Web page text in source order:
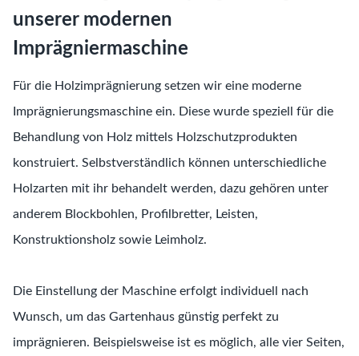
unserer modernen
Imprägniermaschine
Für die Holzimprägnierung setzen wir eine moderne
Imprägnierungsmaschine ein. Diese wurde speziell für die
Behandlung von Holz mittels Holzschutzprodukten
konstruiert. Selbstverständlich können unterschiedliche
Holzarten mit ihr behandelt werden, dazu gehören unter
anderem Blockbohlen, Profilbretter, Leisten,
Konstruktionsholz sowie Leimholz.
Die Einstellung der Maschine erfolgt individuell nach
Wunsch, um das Gartenhaus günstig perfekt zu
imprägnieren. Beispielsweise ist es möglich, alle vier Seiten,